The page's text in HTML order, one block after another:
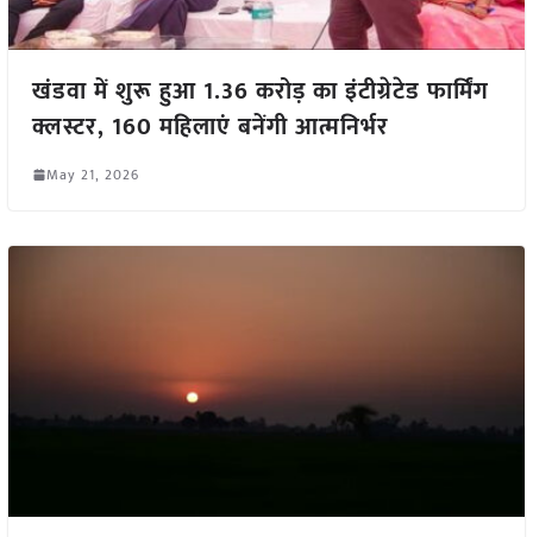
खंडवा में शुरू हुआ 1.36 करोड़ का इंटीग्रेटेड फार्मिंग
क्लस्टर, 160 महिलाएं बनेंगी आत्मनिर्भर
May 21, 2026